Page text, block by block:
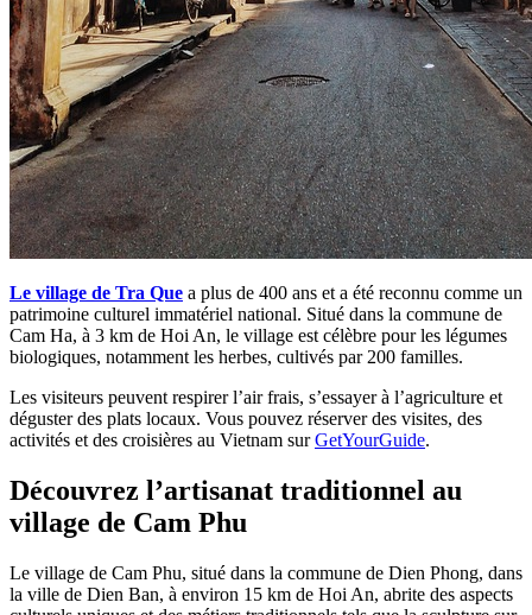
Le village de Tra Que a plus de 400 ans et a été reconnu comme un
patrimoine culturel immatériel national. Situé dans la commune de
Cam Ha, à 3 km de Hoi An, le village est célèbre pour les légumes
biologiques, notamment les herbes, cultivés par 200 familles.
Les visiteurs peuvent respirer l’air frais, s’essayer à l’agriculture et
déguster des plats locaux. Vous pouvez réserver des visites, des
activités et des croisières au Vietnam surGetYourGuide.
Découvrez l’artisanat traditionnel au
village de Cam Phu
Le village de Cam Phu, situé dans la commune de Dien Phong, dans
la ville de Dien Ban, à environ 15 km de Hoi An, abrite des aspects